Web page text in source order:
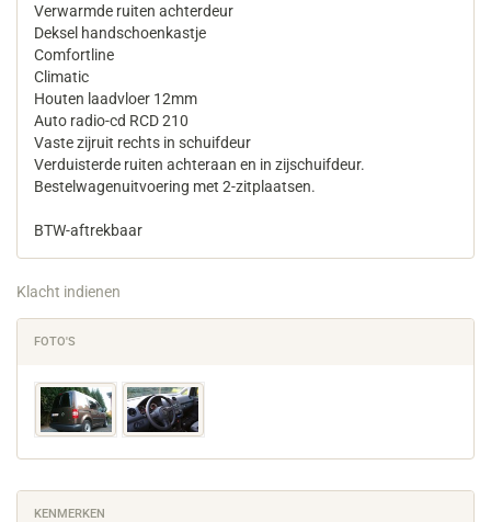
Verwarmde ruiten achterdeur
Deksel handschoenkastje
Comfortline
Climatic
Houten laadvloer 12mm
Auto radio-cd RCD 210
Vaste zijruit rechts in schuifdeur
Verduisterde ruiten achteraan en in zijschuifdeur.
Bestelwagenuitvoering met 2-zitplaatsen.
BTW-aftrekbaar
Klacht indienen
FOTO'S
KENMERKEN